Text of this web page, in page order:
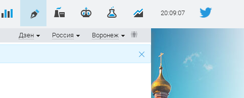
20:09:08
Воронеж
Россия
Дзен